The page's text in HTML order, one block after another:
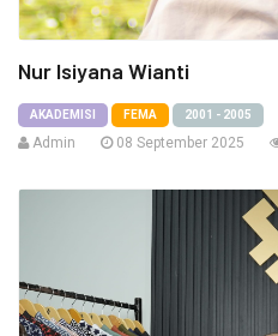
Nur Isiyana Wianti
AKADEMISI FEMA 2001 - 2005
Admin 08 September 2025